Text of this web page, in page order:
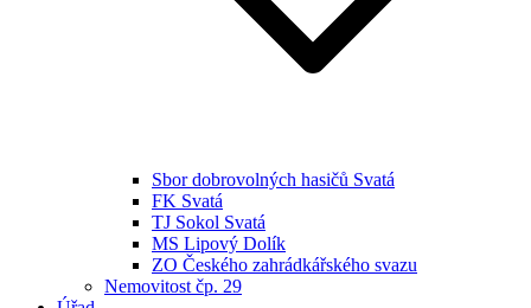
Sbor dobrovolných hasičů Svatá
FK Svatá
TJ Sokol Svatá
MS Lipový Dolík
ZO Českého zahrádkářského svazu
Nemovitost čp. 29